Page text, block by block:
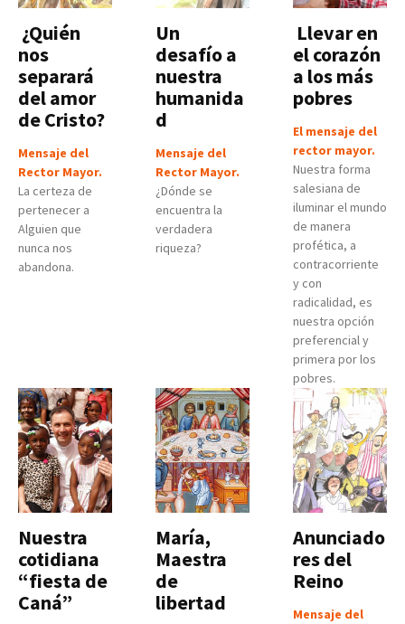
¿Quién
nos
separará
del amor
de Cristo?
Mensaje del
Rector Mayor.
La certeza de
pertenecer a
Alguien que
nunca nos
abandona.
Un
desafío a
nuestra
humanida
d
Mensaje del
Rector Mayor.
¿Dónde se
encuentra la
verdadera
riqueza?
Llevar en
el corazón
a los más
pobres
El mensaje del
rector mayor.
Nuestra forma
salesiana de
iluminar el mundo
de manera
profética, a
contracorriente
y con
radicalidad, es
nuestra opción
preferencial y
primera por los
pobres.
Nuestra
cotidiana
“fiesta de
Caná”
María,
Maestra
de
libertad
Anunciado
res del
Reino
Mensaje del